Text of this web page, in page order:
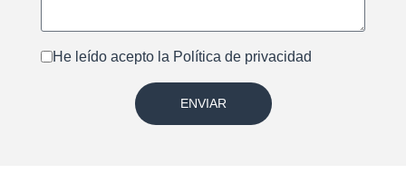
He leído acepto la Política de privacidad
ENVIAR